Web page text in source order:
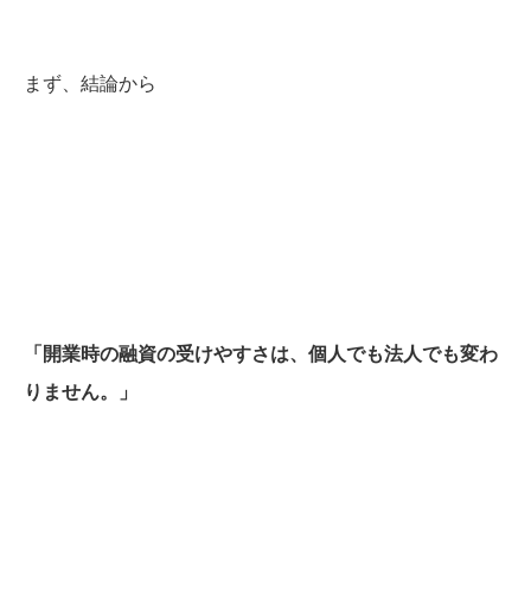
まず、結論から
「開業時の融資の受けやすさは、個人でも法人でも変わ
りません。」